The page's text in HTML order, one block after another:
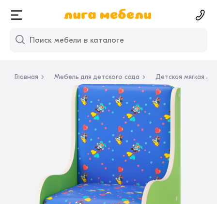
Главная Мебель для детского сада Детская мягкая